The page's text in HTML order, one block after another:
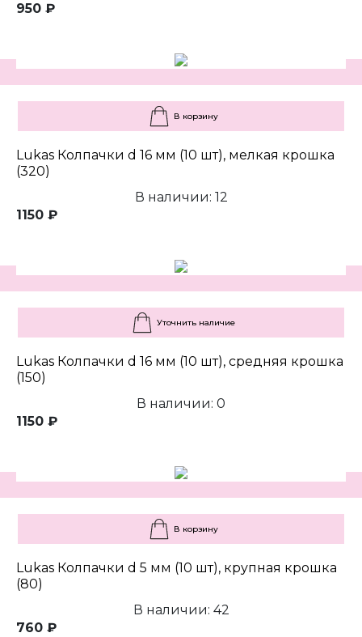
950 ₽
В корзину
Lukas Колпачки d 16 мм (10 шт), мелкая крошка
(320)
В наличии: 12
1150 ₽
Уточнить наличие
Lukas Колпачки d 16 мм (10 шт), средняя крошка
(150)
В наличии: 0
1150 ₽
В корзину
Lukas Колпачки d 5 мм (10 шт), крупная крошка
(80)
В наличии: 42
760 ₽